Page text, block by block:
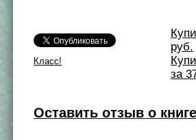
Класс!
руб.
за
Оставить отзыв о книге